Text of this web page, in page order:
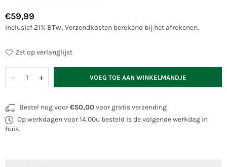
Normale
prijs
€59,99
Inclusief 21% BTW. Verzendkosten berekend bij het afrekenen.
Zet op verlanglijst
VOEG TOE AAN WINKELMANDJE
Bestel nog voor€50,00voor gratis verzending
Op werkdagen voor 14.00u besteld is de volgende werkdag in
huis.